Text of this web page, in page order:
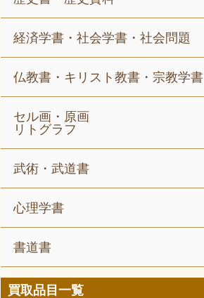
経済学書・社会学書・社会問題
仏教書・キリスト教書・宗教学書
セル画・原画
リトグラフ
武術・武道書
心理学書
書道書
買取品目一覧